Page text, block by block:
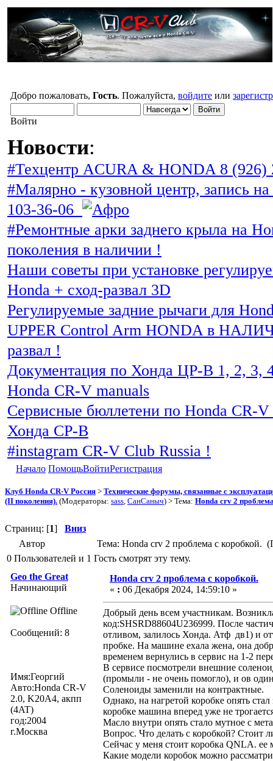
Добро пожаловать, Гость. Пожалуйста, войдите или
Войти
Новости:
#Техцентр ACURA & HONDA 8 (926)
#Малярно - кузовной центр, запись
103-36-06
#Ремонтные арки заднего крыла на
поколения в наличии !
Наши советы при установке
Honda + сход-развал 3D
Регулируемые задние рычаги для
UPPER Control Arm HONDA в
развал !
Документация по Хонда ЦР-В 1, 2, 3,
Honda CR-V manuals
Сервисные бюллетени по Honda CR-
Хонда СР-В
#instagram CR-V Club Russia !
Начало ПомощьВойтиРегистрация
Клуб Honda CR-V Россия > Технические форумы, связанные с
(II поколения). (Модераторы: sass СанСаныч) > Тема: Honda crv 2
Страниц: [1] Вниз
Автор
Тема: Honda crv 2 проблема с коробкой.
0 Пользователей и 1 Гость смотрят эту тему.
Geo the Great
Начинающий
Offline
Сообщений: 8
Имя:Георгий
Авто:Honda CR-V
2.0, K20A4, акпп
(4AT)
год:2004
г.Москва
Honda crv 2 проблема с коробкой.
« : 06 Декабря 2024, 14:59:10 »
Добрый день всем участникам.
код:SHSRD88604U236999. После
отливом, залилось Хонда. Атф дв1) и
пробке. На машине ехала жена, она
временем вернулись в сервис на 1-2
В сервисе посмотрели внешние
(промыли - не очень помогло), и ов
Соленоиды заменили на контрактные.
Однако, на нагретой коробке опять
коробке машина вперед уже не
Масло внутри опять стало мутное с
Вопрос. Что делать с коробкой? Стоит
Сейчас у меня стоит коробка QNLA. ее
Какие модели коробок можно